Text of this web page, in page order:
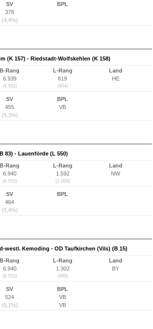
SV
378
(4,4%)
BPL
(K 157) - Riedstadt-Wolfskehlen (K 158)
B-Rang
6.939
(4.552)
L-Rang
619
(604)
Land
HE
SV
455
(5,3%)
BPL
VB
83) - Lauenförde (L 550)
B-Rang
6.940
(4.553)
L-Rang
1.592
(1.009)
Land
NW
SV
464
(5,4%)
BPL
westl. Kemoding - OD Taufkirchen (Vils) (B 15)
B-Rang
6.940
(4.553)
L-Rang
1.302
(889)
Land
BY
SV
524
(6,1%)
BPL
VB
VB